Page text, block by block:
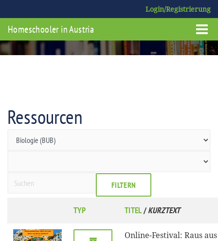
Login/Registrierung
Homeschooler in Austria
Ressourcen
FILTERN
TYP TITEL/KURZTEXT
Online-Festival: Raus